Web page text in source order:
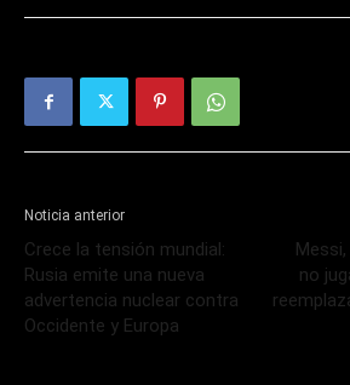
Noticia anterior
Crece la tensión mundial:
Rusia emite una nueva
advertencia nuclear contra
Occidente y Europa
no